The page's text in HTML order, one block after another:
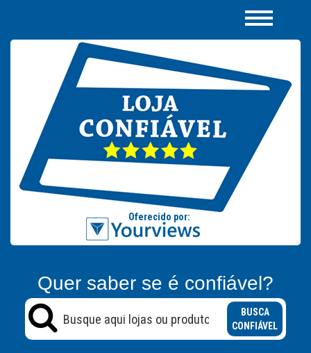
Quer saber se é confiável?
BUSCA
CONFIÁVEL